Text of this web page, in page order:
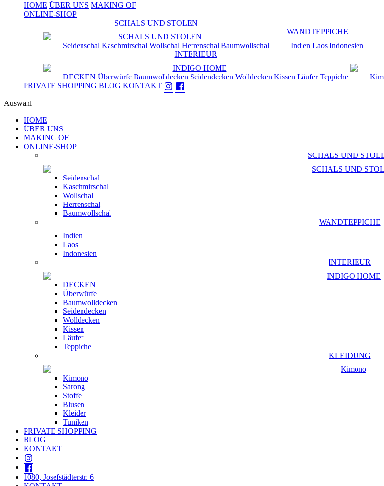
HOME ÜBER UNS MAKING OF
ONLINE-SHOP
SCHALS UND STOLEN
Seidenschal Kaschmirschal Wollschal Herrenschal Baumwollschal
WANDTEPPICHE
Indien Laos Indonesien
INTERIEUR
DECKEN Überwürfe Baumwolldecken Seidendecken Wolldecken Kissen Läufer Teppiche
PRIVATE SHOPPING BLOG KONTAKT
Auswahl
HOME
ÜBER UNS
MAKING OF
ONLINE-SHOP
SCHALS UND
Seidenschal
Kaschmirschal
Wollschal
Herrenschal
Baumwollschal
WANDTEPPICHE
Indien
Laos
Indonesien
INTERIEUR
DECKEN
Überwürfe
Baumwolldecken
Seidendecken
Wolldecken
Kissen
Läufer
Teppiche
KLEIDUNG
Kimono
Sarong
Stoffe
Blusen
Kleider
Tuniken
PRIVATE SHOPPING
BLOG
KONTAKT
1080, Josefstädterstr. 6